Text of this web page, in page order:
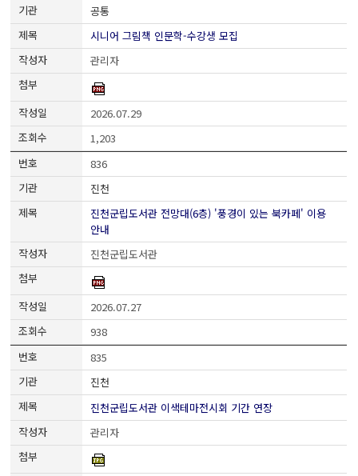
공통
시니어 그림책 인문학-수강생 모집
관리자
2026.07.29
1,203
836
진천
진천군립도서관 전망대(6층) '풍경이 있는 북카페' 이용
안내
진천군립도서관
2026.07.27
938
835
진천
진천군립도서관 이색테마전시회 기간 연장
관리자